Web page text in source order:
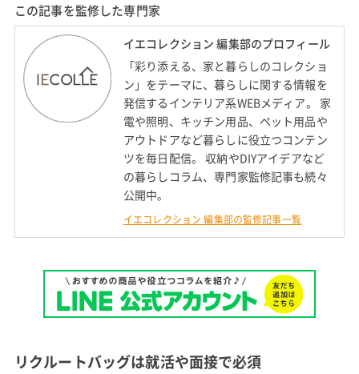
この記事を監修した専門家
イエコレクション 編集部のプロフィール
「彩り添える、家と暮らしのコレクショ
ン」をテーマに、暮らしに関する情報を
発信するインテリア系WEBメディア。 家
電や照明、キッチン用品、ペット用品や
アウトドアなど暮らしに役立つコンテン
ツを毎日配信。 収納やDIYアイデアなど
の暮らしコラム、専門家監修記事も続々
公開中。
イエコレクション 編集部の監修記事一覧
リクルートバッグは就活や面接で必須